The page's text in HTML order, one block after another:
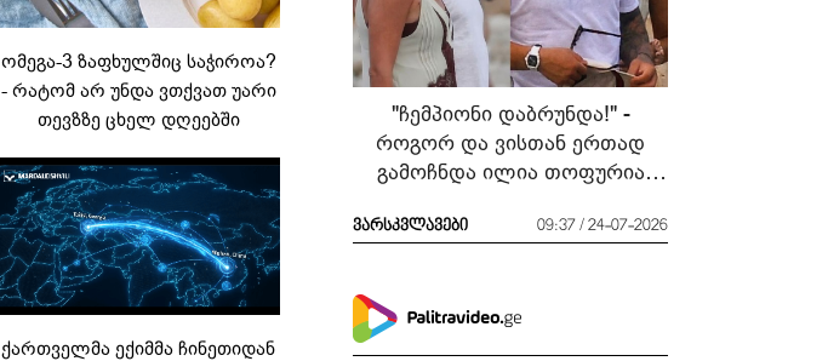
ომეგა-3 ზაფხულშიც საჭიროა?
- რატომ არ უნდა ვთქვათ უარი
თევზზე ცხელ დღეებში
ქართველმა ექიმმა ჩინეთიდან
"ჩემპიონი დაბრუნდა!" -
როგორ და ვისთან ერთად
გამოჩნდა ილია თოფურია
ვარსკვლავები 09:37 / 24-07-2026